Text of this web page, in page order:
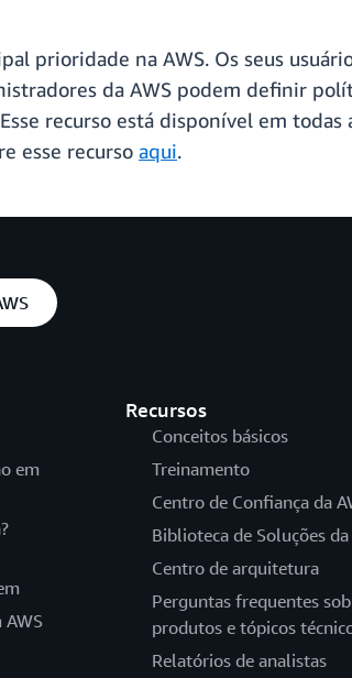
prioridade na AWS. Os seus
da AWS podem definir
recurso está disponível em todas
esse recurso aqui.
em
AWS
Recursos
Conceitos básicos
Treinamento
Centro de Confiança da
Biblioteca de Soluções da
Centro de arquitetura
Perguntas frequentes
produtos e tópicos
Relatórios de analistas